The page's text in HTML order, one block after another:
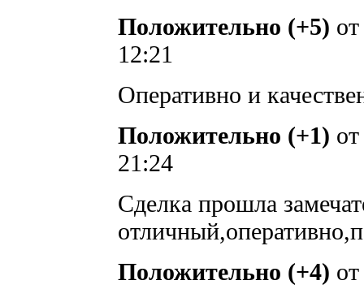
Положительно (+5)
12:21
Оперативно и
Положительно (+1)
21:24
Сделка прошла
Положительно (+4)